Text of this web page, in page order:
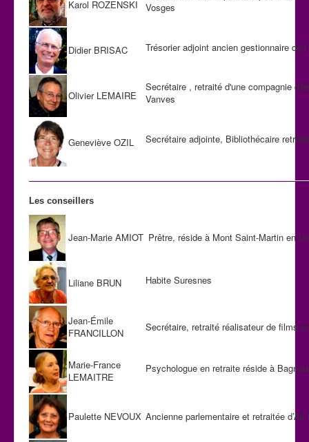
Karol ROZENSKI
Vosges
Didier BRISAC Trésorier adjoint ancien gestionnaire de
Olivier LEMAIRE
Secrétaire , retraité d'une compagnie
Vanves
Geneviève OZIL Secrétaire adjointe, Bibliothécaire
Les conseillers
Jean-Marie AMIOT Prêtre, réside à Mont Saint-Martin en
Liliane BRUN Habite Suresnes
Jean-Émile
FRANCILLON
Secrétaire, retraité réalisateur de films
Marie-France
LEMAITRE
Psychologue en retraite réside à
Paulette NEVOUX Ancienne parlementaire et retraitée